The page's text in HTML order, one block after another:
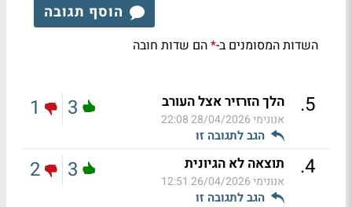
הוסף תגובה
השדות המסומנים ב-*הם שדות חובה
5
. הלך הזרזיר אצל העורב
אנונימי28/04/2026 22:08
הגב לתגובה זו
3
1
4
. תוצאה לא הגיונית
אנונימי26/04/2026 12:51
הגב לתגובה זו
3
2